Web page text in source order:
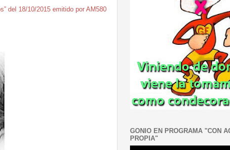
del 18/10/2015 emitido por AM580
GONIO EN PROGRAMA "CON
PROPIA"